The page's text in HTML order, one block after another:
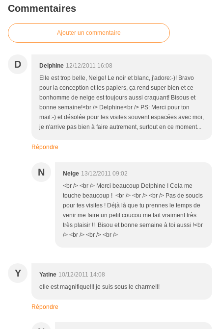
Commentaires
Ajouter un commentaire
D Delphine 12/12/2011 16:08
Elle est trop belle, Neige! Le noir et blanc, j'adore:-)! Bravo
pour la conception et les papiers, ça rend super bien et ce
bonhomme de neige est toujours aussi craquant! Bisous et
bonne semaine!<br /> Delphine<br /> PS: Merci pour ton
mail:-) et désolée pour les visites souvent espacées avec moi,
je n'arrive pas bien à faire autrement, surtout en ce moment...
Répondre
N Neige 13/12/2011 09:02
<br /> <br /> Merci beaucoup Delphine ! Cela me
touche beaucoup ! <br /> <br /> <br /> Pas de soucis
pour tes visites ! Déjà là que tu prennes le temps de
venir me faire un petit coucou me fait vraiment très
très plaisir !! Bisou et bonne semaine à toi aussi !<br
/> <br /> <br /> <br />
Y Yatine 10/12/2011 14:08
elle est magnifique!!! je suis sous le charme!!!
Répondre